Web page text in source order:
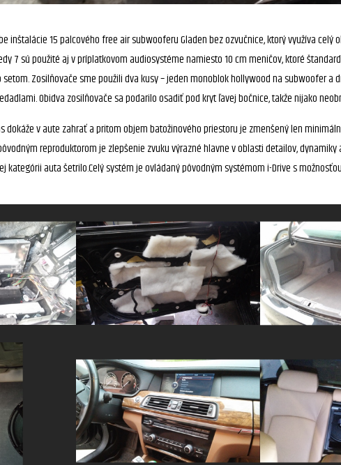
inštalácie 15 palcového free air subwooferu Gladen bez ozvučnice, ktorý využíva
7 sú použité aj v príplatkovom audiosystéme namiesto 10 cm meničov, ktoré
Zosilňovače sme použili dva kusy – jeden monoblok hollywood na subwoofer a
Obidva zosilňovače sa podarilo osadiť pod kryt ľavej bočnice, takže nijako
dokáže v aute zahrať a pritom objem batožinového priestoru je zmenšený len
reproduktorom je zlepšenie zvuku výrazné hlavne v oblasti detailov,
kategórii auta šetrilo.Celý systém je ovládaný pôvodným systémom i-Drive s